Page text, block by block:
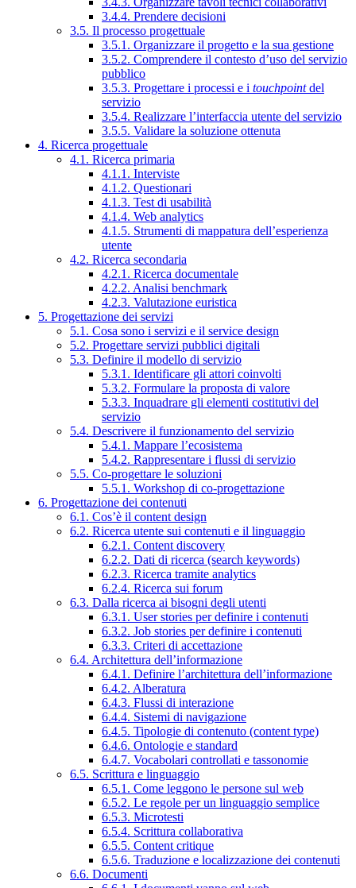
3.4.4. Prendere decisioni
3.5. Il processo progettuale
3.5.1. Organizzare il progetto e la sua gestione
3.5.2. Comprendere il contesto d’uso del servizio
pubblico
3.5.3. Progettare i processi e i touchpointdel
servizio
3.5.4. Realizzare l’interfaccia utente del servizio
3.5.5. Validare la soluzione ottenuta
4. Ricerca progettuale
4.1. Ricerca primaria
4.1.1. Interviste
4.1.2. Questionari
4.1.3. Test di usabilità
4.1.4. Web analytics
4.1.5. Strumenti di mappatura dell’esperienza
utente
4.2. Ricerca secondaria
4.2.1. Ricerca documentale
4.2.2. Analisi benchmark
4.2.3. Valutazione euristica
5. Progettazione dei servizi
5.1. Cosa sono i servizi e il service design
5.2. Progettare servizi pubblici digitali
5.3. Definire il modello di servizio
5.3.1. Identificare gli attori coinvolti
5.3.2. Formulare la proposta di valore
5.3.3. Inquadrare gli elementi costitutivi del
servizio
5.4. Descrivere il funzionamento del servizio
5.4.1. Mappare l’ecosistema
5.4.2. Rappresentare i flussi di servizio
5.5. Co-progettare le soluzioni
5.5.1. Workshop di co-progettazione
6. Progettazione dei contenuti
6.1. Cos’è il content design
6.2. Ricerca utente sui contenuti e il linguaggio
6.2.1. Content discovery
6.2.2. Dati di ricerca (search keywords)
6.2.3. Ricerca tramite analytics
6.2.4. Ricerca sui forum
6.3. Dalla ricerca ai bisogni degli utenti
6.3.1. User stories per definire i contenuti
6.3.2. Job stories per definire i contenuti
6.3.3. Criteri di accettazione
6.4. Architettura dell’informazione
6.4.1. Definire l’architettura dell’informazione
6.4.2. Alberatura
6.4.3. Flussi di interazione
6.4.4. Sistemi di navigazione
6.4.5. Tipologie di contenuto (content type)
6.4.6. Ontologie e standard
6.4.7. Vocabolari controllati e tassonomie
6.5. Scrittura e linguaggio
6.5.1. Come leggono le persone sul web
6.5.2. Le regole per un linguaggio semplice
6.5.3. Microtesti
6.5.4. Scrittura collaborativa
6.5.5. Content critique
6.5.6. Traduzione e localizzazione dei contenuti
6.6. Documenti